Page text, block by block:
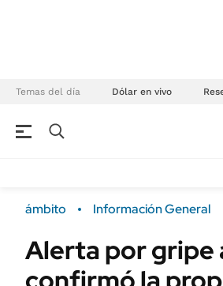
Temas del día Dólar en vivo
Campo
FINANZAS
ámbito Información General
Alerta por gripe